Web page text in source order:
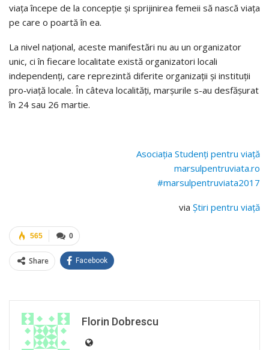
viața începe de la concepție și sprijinirea femeii să nască viața
pe care o poartă în ea.
La nivel național, aceste manifestări nu au un organizator
unic, ci în fiecare localitate există organizatori locali
independenți, care reprezintă diferite organizații și instituții
pro‑viață locale. În câteva localități, marșurile s-au desfășurat
în 24 sau 26 martie.
Asociația Studenți pentru viață
marsulpentruviata.ro
#marsulpentruviata2017
via Știri pentru viață
0
565
Share Facebook
Florin Dobrescu